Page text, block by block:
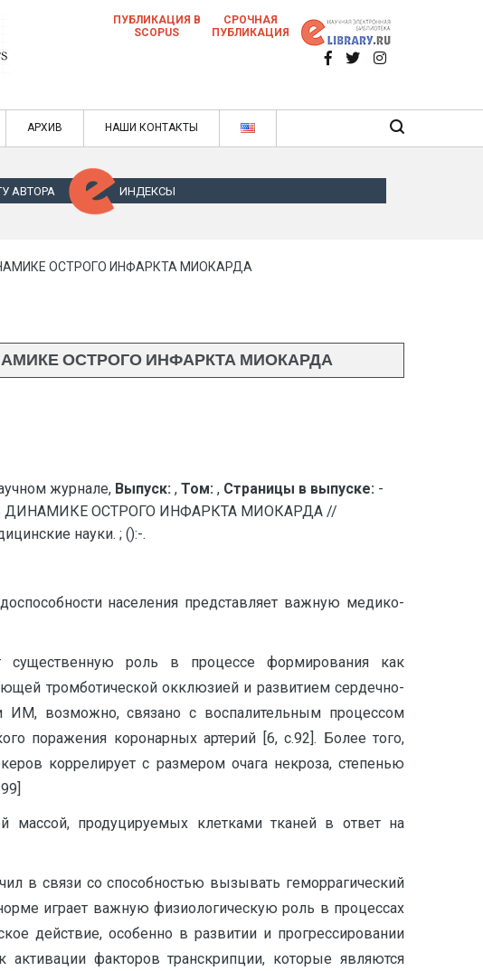
научных статей в ежемесячном научном
журнале
в ежемесячном научном журнале
ПУБЛИКАЦИЯ В
SCOPUS
СРОЧНАЯ
ПУБЛИКАЦИЯ
АРХИВ НАШИ КОНТАКТЫ
АВТОРА ИНДЕКСЫ
ОСТРОГО ИНФАРКТА МИОКАРДА
ОСТРОГО ИНФАРКТА МИОКАРДА
журнале, Выпуск: , Том: , Страницы в выпуске: -
ДИНАМИКЕ ОСТРОГО ИНФАРКТА МИОКАРДА //
науки. ; ():-.
населения представляет важную медико-
роль в процессе формирования как
тромботической окклюзией и развитием сердечно-
ИМ, возможно, связано с воспалительным процессом
поражения коронарных артерий [6, с.92]. Более того,
коррелирует с размером очага некроза, степенью
массой, продуцируемых клетками тканей в ответ на
в связи со способностью вызывать геморрагический
играет важную физиологическую роль в процессах
действие, особенно в развитии и прогрессировании
факторов транскрипции, которые являются